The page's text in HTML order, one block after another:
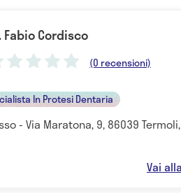
Fabio Cordisco
(0 recensioni)
In Protesi Dentaria
- Via Maratona, 9, 86039 Termoli,
Vai